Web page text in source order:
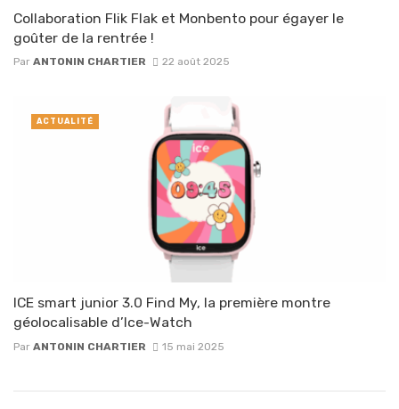
Collaboration Flik Flak et Monbento pour égayer le
goûter de la rentrée !
Par ANTONIN CHARTIER 22 août 2025
ICE smart junior 3.0 Find My, la première montre
géolocalisable d’Ice-Watch
Par ANTONIN CHARTIER 15 mai 2025
ACTUALITÉ